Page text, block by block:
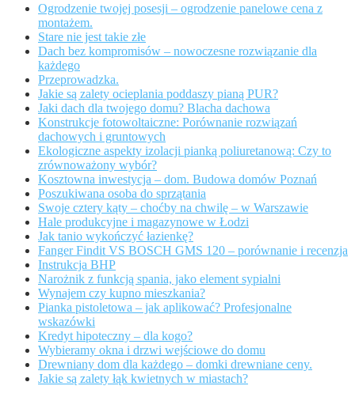
Ogrodzenie twojej posesji – ogrodzenie panelowe cena z
montażem.
Stare nie jest takie złe
Dach bez kompromisów – nowoczesne rozwiązanie dla
każdego
Przeprowadzka.
Jakie są zalety ocieplania poddaszy pianą PUR?
Jaki dach dla twojego domu? Blacha dachowa
Konstrukcje fotowoltaiczne: Porównanie rozwiązań
dachowych i gruntowych
Ekologiczne aspekty izolacji pianką poliuretanową: Czy to
zrównoważony wybór?
Kosztowna inwestycja – dom. Budowa domów Poznań
Poszukiwana osoba do sprzątania
Swoje cztery kąty – choćby na chwilę – w Warszawie
Hale produkcyjne i magazynowe w Łodzi
Jak tanio wykończyć łazienkę?
Fanger Findit VS BOSCH GMS 120 – porównanie i recenzja
Instrukcja BHP
Narożnik z funkcją spania, jako element sypialni
Wynajem czy kupno mieszkania?
Pianka pistoletowa – jak aplikować? Profesjonalne
wskazówki
Kredyt hipoteczny – dla kogo?
Wybieramy okna i drzwi wejściowe do domu
Drewniany dom dla każdego – domki drewniane ceny.
Jakie są zalety łąk kwietnych w miastach?